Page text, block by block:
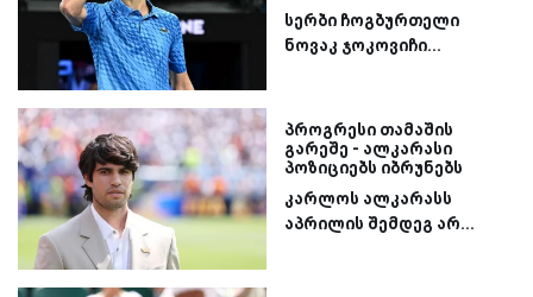
სერბი ჩოგბურთელი
ნოვაკ ჯოკოვიჩი...
პროგრესი თამაშის
გარეშე - ალკარასი
პოზიციებს იბრუნებს
კარლოს ალკარასს
აპრილის შემდეგ არ...